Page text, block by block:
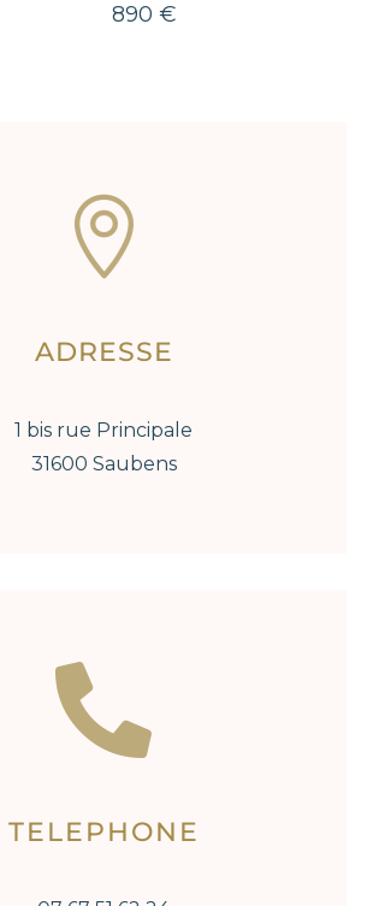
890€

ADRESSE
1 bis rue Principale
31600 Saubens

TELEPHONE